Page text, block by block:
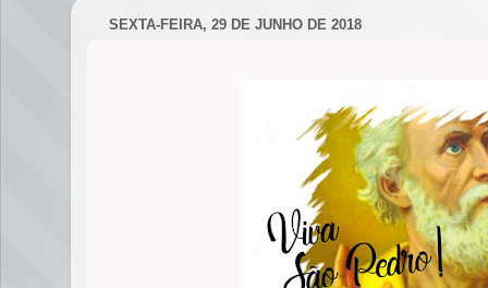
SEXTA-FEIRA, 29 DE JUNHO DE 2018